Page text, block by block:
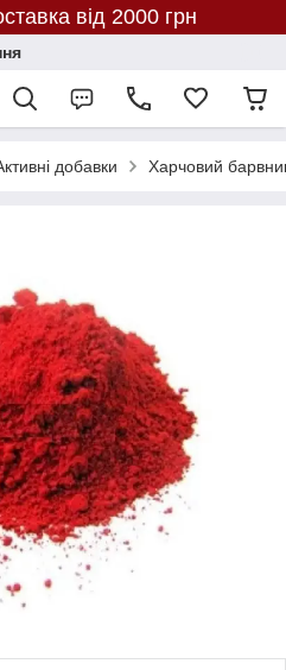
від 2000 грн
добавки Харчовий